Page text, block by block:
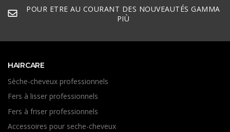
POUR ETRE AU COURANT DES NOUVEAUTÉS GAMMA
PIÙ
HAIRCARE
Sèche-cheveux professionnels
Fers à lisser professionnels
Fers à friser professionnels
Accessoires pour seche-cheveux